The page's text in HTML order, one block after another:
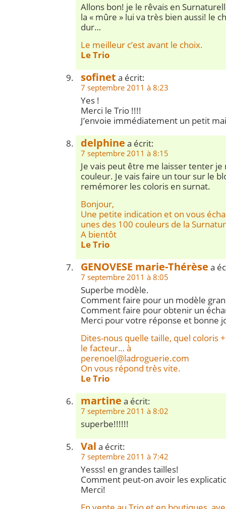
Allons bon! je le rêvais en
la « mûre » lui va très bien aussi! le
dur…
Le meilleur c’est avant le choix.
Le Trio
sofinet a écrit:
7 septembre 2011 à 8:23
Yes !
Merci le Trio !!!!
J’envoie immédiatement un petit
delphine a écrit:
7 septembre 2011 à 8:15
Je vais peut être me laisser tenter je
couleur. Je vais faire un tour sur le
remémorer les coloris en surnat.
Bonjour,
Une petite indication et on vous
unes des 100 couleurs de la
A bientôt
Le Trio
GENOVESE marie-Thérèse a
7 septembre 2011 à 8:05
Superbe modèle.
Comment faire pour un modèle
Comment faire pour obtenir un
Merci pour votre réponse et bonne
Dites-nous quelle taille, quel coloris
le facteur… à
perenoel@ladroguerie.com
On vous répond très vite.
Le Trio
martine a écrit:
7 septembre 2011 à 8:02
superbe!!!!!!
Val a écrit:
7 septembre 2011 à 7:42
Yesss! en grandes tailles!
Comment peut-on avoir les
Merci!